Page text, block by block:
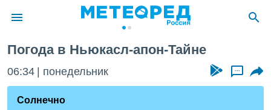
о
Погода в Ньюкасл-апон-Тайне
06:34 понедельник ...
Солнечно